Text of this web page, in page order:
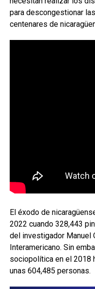
para descongestionar
centenares de
El éxodo de
2022 cuando 328,443
del investigador Manuel
Interamericano. Sin
sociopolítica en el 2018
unas 604,485 personas.